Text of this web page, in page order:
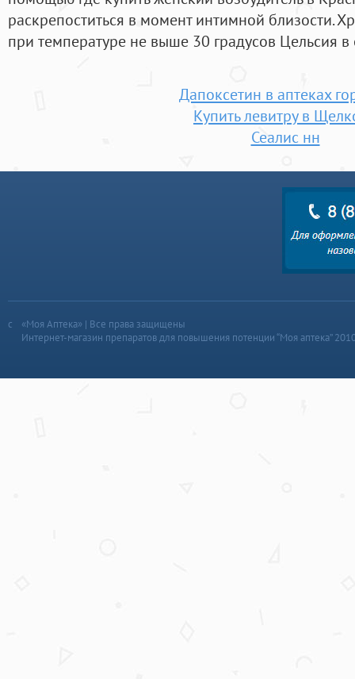
раскрепоститься в момент интимной близости.
при температуре не выше 30 градусов Цельсия
Дапоксетин в аптеках
Купить левитру в
Сеалис нн
«Моя Аптека» | Все права защищены
Интернет-магазин препаратов для повышения потенции “Моя аптека”